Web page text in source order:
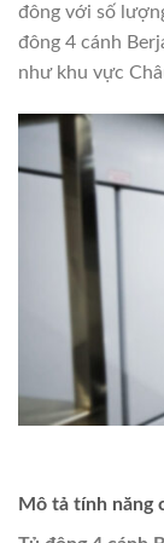
đông với số
đông 4 cánh
như khu vực
Mô tả tính năng